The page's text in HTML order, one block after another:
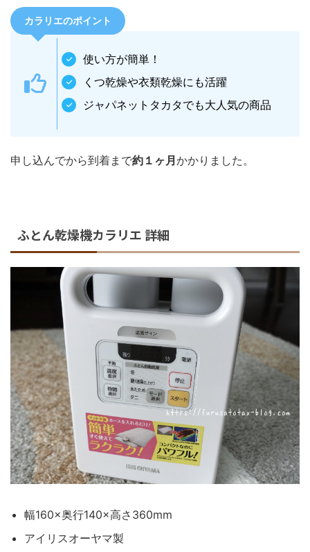
カラリエのポイント
使い方が簡単！
くつ乾燥や衣類乾燥にも活躍
ジャパネットタカタでも大人気の商品
申し込んでから到着まで約１ヶ月かかりました。
ふとん乾燥機カラリエ 詳細
幅160×奥行140×高さ360mm
アイリスオーヤマ製